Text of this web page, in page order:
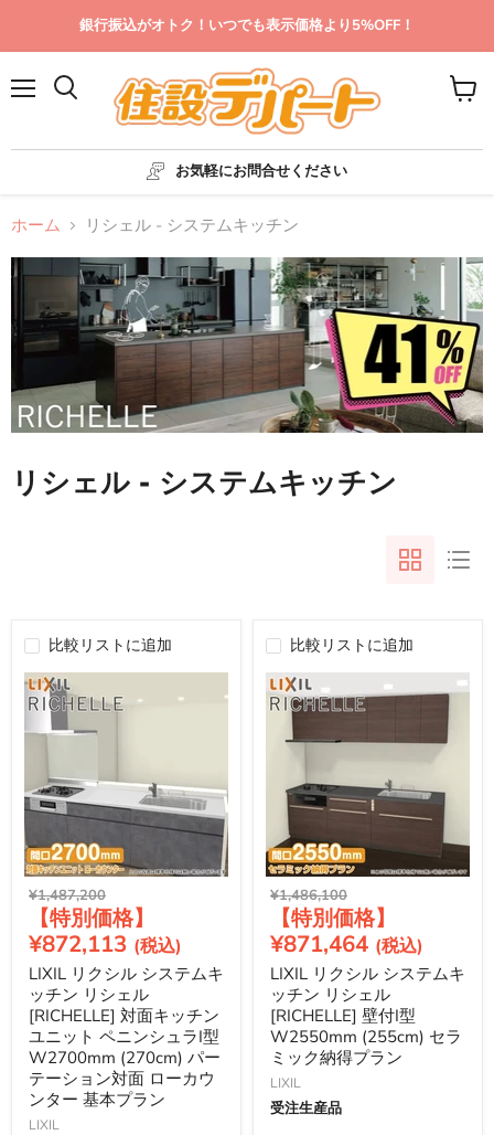
銀行振込がオトク！いつでも表示価格より5%OFF！
お気軽にお問合せください
カ
ト
ホーム リシェル - システムキッチン
リシェル - システムキッチン
比較リストに追加
元
価
格
¥1,487,200
在
の
格
¥872,113
LIXIL リクシル システムキ
ッチン リシェル
[RICHELLE] 対面キッチン
ユニット ペニンシュラI型
W2700mm (270cm) パー
テーション対面 ローカウ
ンター 基本プラン
LIXIL
比較リストに追加
元
価
格
¥1,486,100
在
の
格
¥871,464
LIXIL リクシル システムキ
ッチン リシェル
[RICHELLE] 壁付I型
W2550mm (255cm) セラ
ミック納得プラン
LIXIL
受注生産品